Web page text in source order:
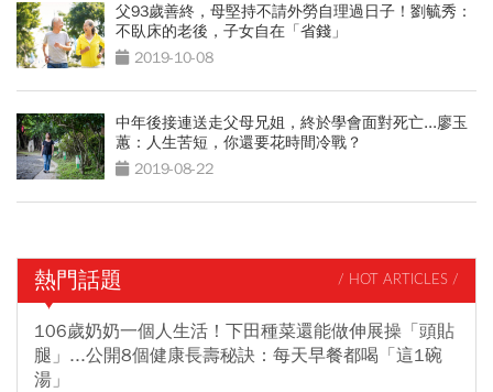
父93歲善終，母堅持不請外勞自理過日子！劉毓秀：
不臥床的老後，子女自在「省錢」
2019-10-08
中年後接連送走父母兄姐，終於學會面對死亡...廖玉
蕙：人生苦短，你還要花時間冷戰？
2019-08-22
熱門話題 / HOT ARTICLES /
106歲奶奶一個人生活！下田種菜還能做伸展操「頭貼
腿」...公開8個健康長壽秘訣：每天早餐都喝「這1碗
湯」